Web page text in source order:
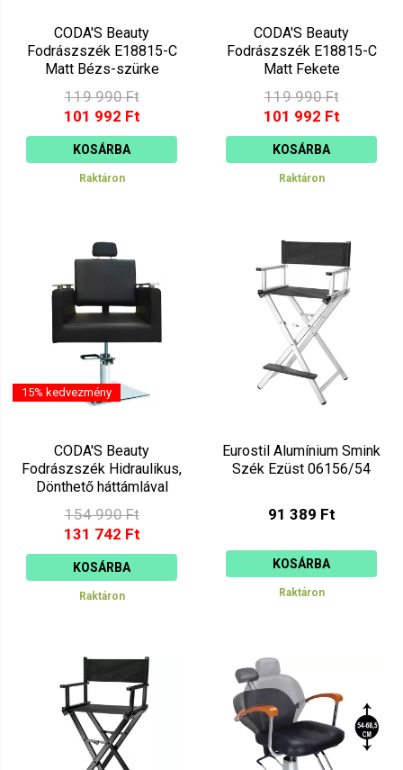
CODA'S Beauty
Fodrászszék E18815-C
Matt Bézs-szürke
119 990 Ft
101 992 Ft
KOSÁRBA
Raktáron
CODA'S Beauty
Fodrászszék E18815-C
Matt Fekete
119 990 Ft
101 992 Ft
KOSÁRBA
Raktáron
15% kedvezmény
CODA'S Beauty
Fodrászszék Hidraulikus,
Dönthető háttámlával
154 990 Ft
131 742 Ft
KOSÁRBA
Raktáron
Eurostil Alumínium Smink
Szék Ezüst 06156/54
91 389 Ft
KOSÁRBA
Raktáron